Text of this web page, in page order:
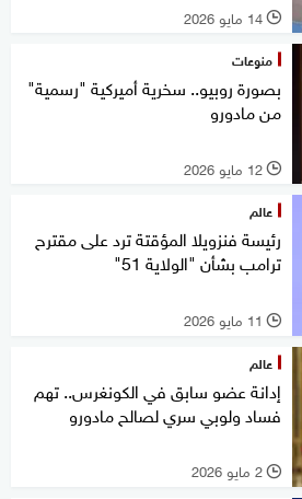
l 14 مايو 2026
منوعات
بصورة روبيو.. سخرية أميركية "رسمية"
من مادورو
l 12 مايو 2026
عالم
رئيسة فنزويلا المؤقتة ترد على مقترح
ترامب بشأن "الولاية 51"
l 11 مايو 2026
عالم
إدانة عضو سابق في الكونغرس.. تهم
فساد ولوبي سري لصالح مادورو
l 2 مايو 2026